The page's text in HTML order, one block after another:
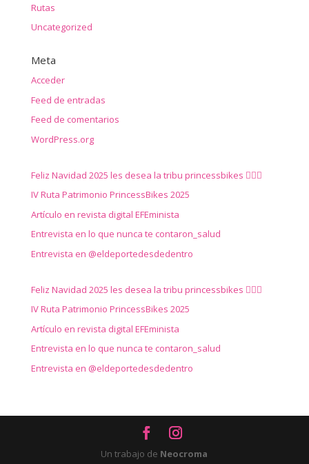
Rutas
Uncategorized
Meta
Acceder
Feed de entradas
Feed de comentarios
WordPress.org
Feliz Navidad 2025 les desea la tribu princessbikes 🚴‍♀️✨
IV Ruta Patrimonio PrincessBikes 2025
Artículo en revista digital EFEminista
Entrevista en lo que nunca te contaron_salud
Entrevista en @eldeportedesdedentro
Feliz Navidad 2025 les desea la tribu princessbikes 🚴‍♀️✨
IV Ruta Patrimonio PrincessBikes 2025
Artículo en revista digital EFEminista
Entrevista en lo que nunca te contaron_salud
Entrevista en @eldeportedesdedentro
Un trabajo de Neocroma